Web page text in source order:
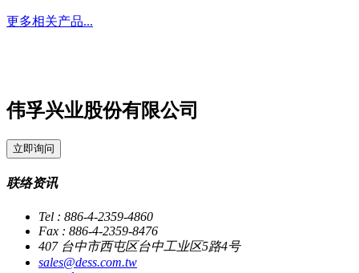
更多相关产品...
伟孚兴业股份有限公司
立即询问
联络资讯
Tel : 886-4-2359-4860
Fax : 886-4-2359-8476
407 台中市西屯区台中工业区5路4号
sales@dess.com.tw